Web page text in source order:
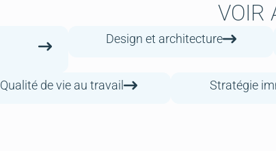
VOIR
Design et architecture
Qualité de vie au travail Stratégie